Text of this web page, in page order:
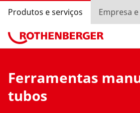
Produtos e serviços Empresa
Informações
Ferramentas
tubos